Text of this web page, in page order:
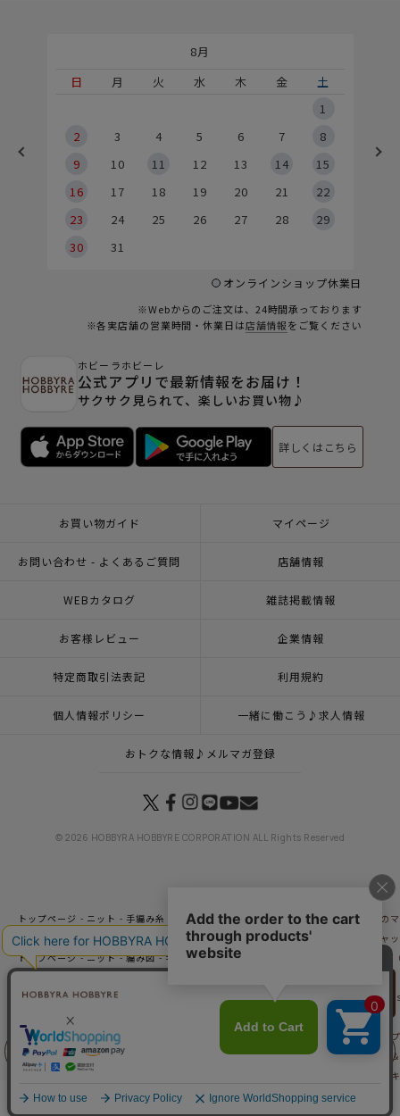
商品を探す 手芸を学ぶ ガイド 店舗情報 ログイン
前に戻る
フェア
8月
日
月 火 水 木 金
土
1
2
3 4 5 6 7
8
9
10 11 12 13 14
15
16
17 18 19 20 21
22
23
24 25 26 27 28
29
30
31
オンラインショップ休業日
※Webからのご注文は、24時間承っております
※各実店舗の営業時間・休業日は店舗情報をご覧ください
ホビーラホビーレ
公式アプリで最新情報をお届け！
サクサク見られて、楽しいお買い物♪
詳しくはこちら
お買い物ガイド マイページ
お問い合わせ - よくあるご質問 店舗情報
WEBカタログ 雑誌掲載情報
お客様レビュー 企業情報
特定商取引法表記 利用規約
個人情報ポリシー 一緒に働こう♪求人情報
おトクな情報♪メルマガ登録
© 2026 HOBBYRA HOBBYRE CORPORATION ALL Rights Reserved
トップページ ニット 手編み糸 秋冬毛糸一覧 プチネップフォープライ くまの
トップページ
一覧はこちら(ウエア・ストール・マフラー) くまのマフラー＆キャ
トップページ
ニット 編み図 キッズ（編み図）
くまのマフラー＆キャップKids
トップページ
手編み(ウエア・ストール・マフラー) くまのマフラー＆キャップ
トップページ
くまのマフラー＆キャップKids（レシピ）
トップページ
ニット
プチネッ
トップページ
ニット 秋冬毛糸一覧 ウールキュート
くまのマフラー
トップページ
ウール
トップページ
ニット 手編み糸 秋冬毛糸一覧 ウールスイート
くまのマフラー